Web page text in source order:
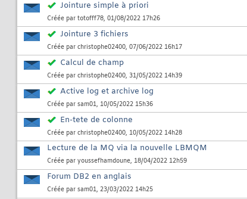
Jointure simple à priori
Créée par totofff78, 01/08/2022 17h26
Jointure 3 fichiers
Créée par christophe02400, 07/06/2022 16h17
Calcul de champ
Créée par christophe02400, 31/05/2022 14h39
Active log et archive log
Créée par sam01, 10/05/2022 15h36
En-tete de colonne
Créée par christophe02400, 10/05/2022 14h28
Lecture de la MQ via la nouvelle LBMQM
Créée par youssefhamdoune, 18/04/2022 12h59
Forum DB2 en anglais
Créée par sam01, 23/03/2022 14h25